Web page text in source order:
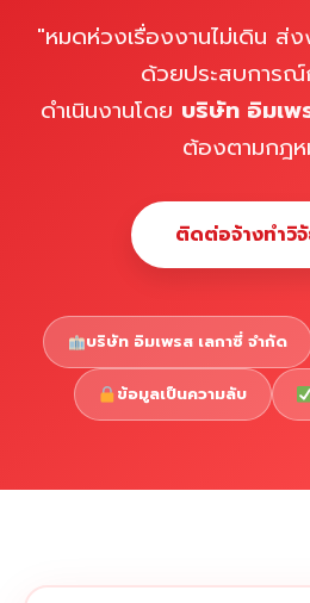
Copyright © 2026 รับทำวิจัย
"หมดห่วงเรื่องงานไม่เดิน ส่
ด้วยประสบการณ์
ดำเนินงานโดย บริษัท อิมเพ
ต้องตามกฎห
ติดต่อจ้างทำวิ
บริษัท อิมเพรส เลกาซี่ จำกัด
ข้อมูลเป็นความลับ